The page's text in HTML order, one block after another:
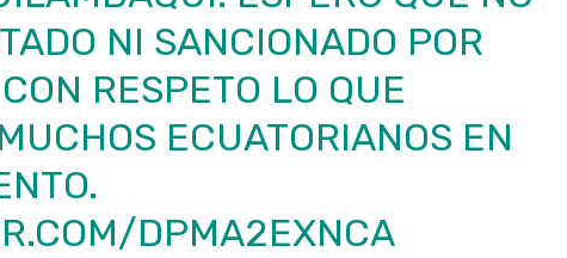
NI SANCIONADO POR
RESPETO LO QUE
ECUATORIANOS EN
DPMA2EXNCA